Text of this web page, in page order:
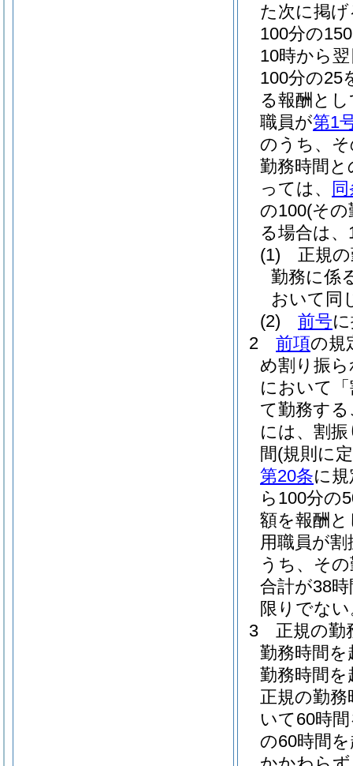
た次に掲
100分の
10時から
100分の25
る報酬と
職員が第1
のうち、
勤務時間
っては、
の100(その
る場合は
(1)
正規
勤務に係
おいて同
(2)
前号
2
前項の規
め割り振
において
て勤務す
には、割
間(規則に
第20条に
ら100分の
額を報酬
用職員が
うち、そ
合計が38
限りでな
3
正規の勤
勤務時間
勤務時間
正規の勤
いて60時
の60時間